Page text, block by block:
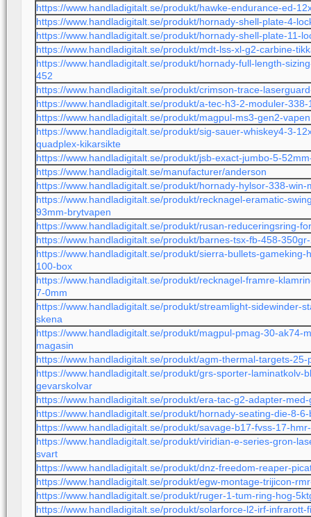
https://www.handladigitalt.se/produkt/hawke-endurance-ed-
https://www.handladigitalt.se/produkt/hornady-shell-plate-4-
https://www.handladigitalt.se/produkt/hornady-shell-plate-11-
https://www.handladigitalt.se/produkt/mdt-lss-xl-g2-carbine-
https://www.handladigitalt.se/produkt/hornady-full-length-
452
https://www.handladigitalt.se/produkt/crimson-trace-
https://www.handladigitalt.se/produkt/a-tec-h3-2-moduler-
https://www.handladigitalt.se/produkt/magpul-ms3-gen2-
https://www.handladigitalt.se/produkt/sig-sauer-whiskey4-3-
quadplex-kikarsikte
https://www.handladigitalt.se/produkt/jsb-exact-jumbo-5-
https://www.handladigitalt.se/manufacturer/anderson
https://www.handladigitalt.se/produkt/hornady-hylsor-338-win-
https://www.handladigitalt.se/produkt/recknagel-eramatic-
93mm-brytvapen
https://www.handladigitalt.se/produkt/rusan-reduceringsring-
https://www.handladigitalt.se/produkt/barnes-tsx-fb-458-
https://www.handladigitalt.se/produkt/sierra-bullets-
100-box
https://www.handladigitalt.se/produkt/recknagel-framre-
7-0mm
https://www.handladigitalt.se/produkt/streamlight-sidewinder-
skena
https://www.handladigitalt.se/produkt/magpul-pmag-30-ak74-
magasin
https://www.handladigitalt.se/produkt/agm-thermal-targets-25-
https://www.handladigitalt.se/produkt/grs-sporter-laminatkolv-
gevarskolvar
https://www.handladigitalt.se/produkt/era-tac-g2-adapter-
https://www.handladigitalt.se/produkt/hornady-seating-die-8-
https://www.handladigitalt.se/produkt/savage-b17-fvss-17-
https://www.handladigitalt.se/produkt/viridian-e-series-gron-
svart
https://www.handladigitalt.se/produkt/dnz-freedom-reaper-
https://www.handladigitalt.se/produkt/egw-montage-trijicon-
https://www.handladigitalt.se/produkt/ruger-1-tum-ring-hog-
https://www.handladigitalt.se/produkt/solarforce-l2-irf-infrarott-